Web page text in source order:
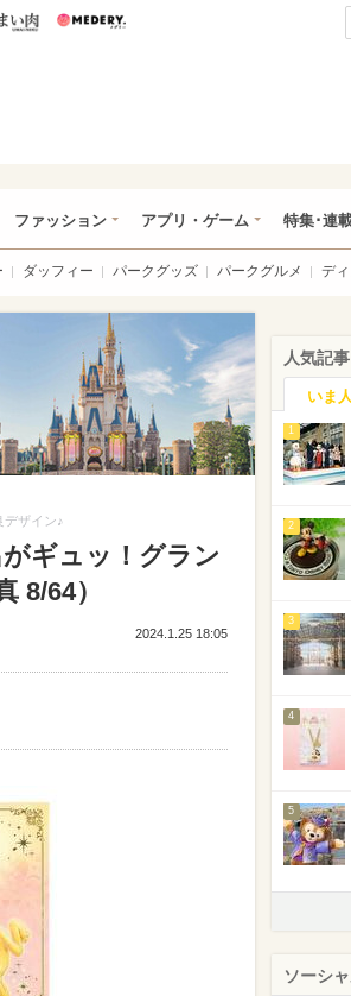
パン うまい肉
ファッション アプリ・ゲーム 特集･連
ダッフィー パークグッズ パークグルメ デ
デザイン♪
ギュッ！グラン
8/64）
2024.1.25 18:05
人気記
いま
1
2
3
4
5
ソーシ